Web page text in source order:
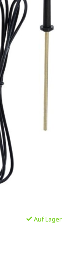
Auf Lager